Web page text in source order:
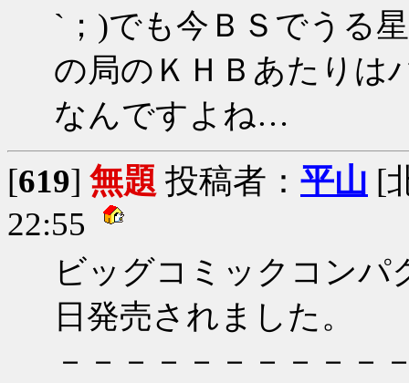
`；)でも今ＢＳでうる
の局のＫＨＢあたりは
なんですよね…
[619] 無題 投稿者： 平山 [
22:55
ビッグコミックコンパ
日発売されました。
－－－－－－－－－－